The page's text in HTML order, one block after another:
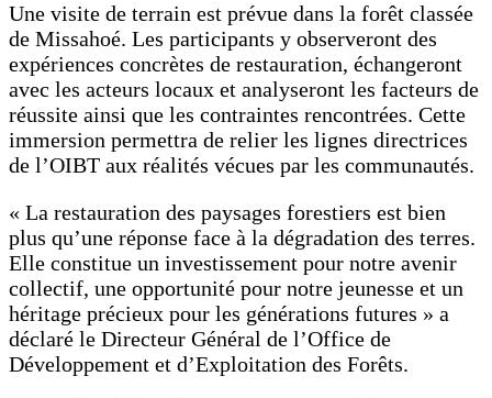
Une visite de terrain est prévue dans la forêt classée
de Missahoé. Les participants y observeront des
expériences concrètes de restauration, échangeront
avec les acteurs locaux et analyseront les facteurs de
réussite ainsi que les contraintes rencontrées. Cette
immersion permettra de relier les lignes directrices
de l’OIBT aux réalités vécues par les communautés.
« La restauration des paysages forestiers est bien
plus qu’une réponse face à la dégradation des terres.
Elle constitue un investissement pour notre avenir
collectif, une opportunité pour notre jeunesse et un
héritage précieux pour les générations futures » a
déclaré le Directeur Général de l’Office de
Développement et d’Exploitation des Forêts.